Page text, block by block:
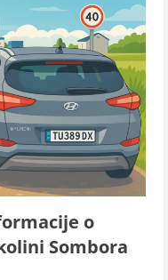
o
Sombora